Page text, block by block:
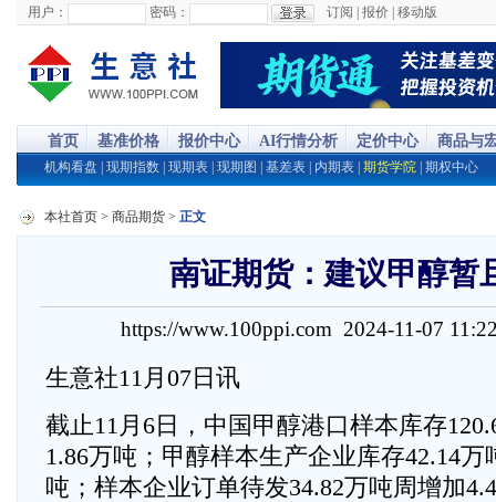
用户： 密码： 订阅 报价 移动版
首页 基准价格 报价中心 AI行情分析 定价中心 商品与
机构看盘 现期指数 现期表 现期图 基差表 内期表 期货学院 期权中心
本社首页 > 商品期货 > 正文
南证期货：建议甲醇暂
https://www.100ppi.com 2024-11-07
生意社11月07日讯
截止11月6日，中国甲醇港口样本库存
1.86万吨；甲醇样本生产企业库存42.14万
吨；样本企业订单待发34.82万吨周增加